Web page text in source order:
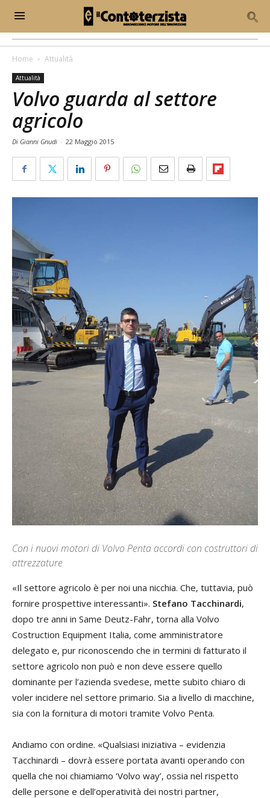
Home Attualità
Attualità
Volvo guarda al settore
agricolo
Di Gianni Gnudi - 22 Maggio 2015
Con i nuovi motori di Volvo Penta accordi con costruttori di
attrezzature
«Il settore agricolo è per noi una nicchia. Che, tuttavia, può
fornire prospettive interessanti». Stefano Tacchinardi,
dopo tre anni in Same Deutz-Fahr, torna alla Volvo
Costruction Equipment Italia, come amministratore
delegato e, pur riconoscendo che in termini di fatturato il
settore agricolo non può e non deve essere quello
dominante per l’azienda svedese, mette subito chiaro di
voler incidere nel settore primario. Sia a livello di macchine,
sia con la fornitura di motori tramite Volvo Penta.
Andiamo con ordine. «Qualsiasi iniziativa – evidenzia
Tacchinardi – dovrà essere portata avanti operando con
quella che noi chiamiamo ‘Volvo way’, ossia nel rispetto
delle persone e dell’operatività dei nostri partner,